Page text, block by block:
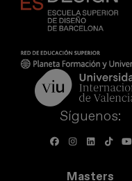
Síguenos:
Masters